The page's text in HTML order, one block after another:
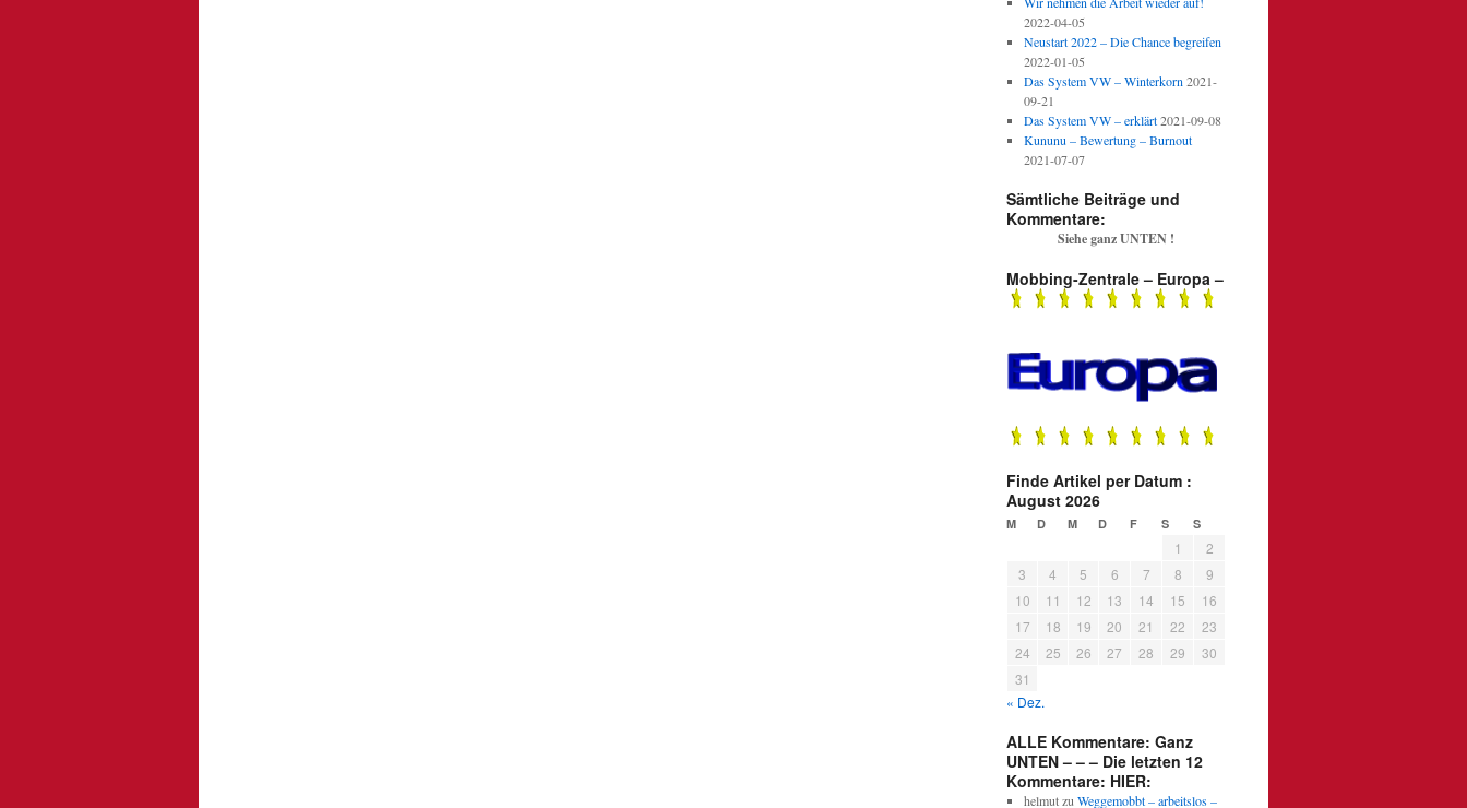
2022-04-05
Neustart 2022 – Die Chance begreifen
2022-01-05
Das System VW – Winterkorn 2021-
09-21
Das System VW – erklärt 2021-09-08
Kununu – Bewertung – Burnout
2021-07-07
Sämtliche Beiträge und
Kommentare:
Siehe ganz UNTEN !
Mobbing-Zentrale – Europa –
Finde Artikel per Datum :
August 2026
M D M D F S S
1
2
3
4 5 6 7 8
9
10
11 12 13 14 15
16
17
18 19 20 21 22
23
24
25 26 27 28 29
30
31
« Dez.
ALLE Kommentare: Ganz
UNTEN – – – Die letzten 12
Kommentare: HIER:
helmutzu Weggemobbt – arbeitslos –